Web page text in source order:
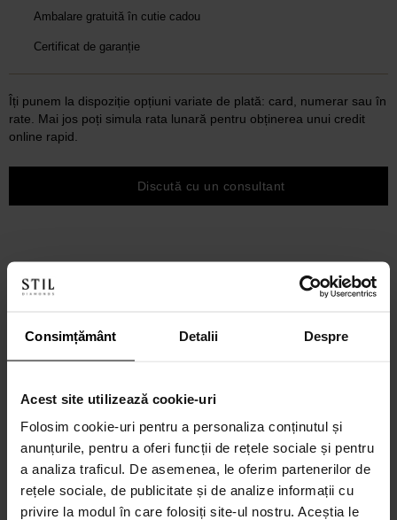
Consimțământ Detalii Despre
Acest site utilizează cookie-uri
Folosim cookie-uri pentru a personaliza conținutul și
anunțurile, pentru a oferi funcții de rețele sociale și pentru
a analiza traficul. De asemenea, le oferim partenerilor de
rețele sociale, de publicitate și de analize informații cu
privire la modul în care folosiți site-ul nostru. Aceștia le
Ambalare gratuită în cutie cadou
Certificat de garanție
Îți punem la dispoziție opțiuni variate de plată: card, numerar sau în
rate. Mai jos poți simula rata lunară pentru obținerea unui credit
online rapid.
Discută cu un consultant